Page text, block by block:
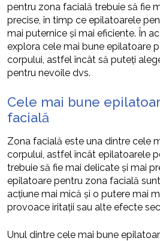
pentru zona facială trebuie să fie
precise, în timp ce epilatoarele
mai puternice și mai eficiente. În
explora cele mai bune epilatoare
corpului, astfel încât să puteți
pentru nevoile dvs.
Cele mai bune
facială
Zona facială este una dintre cele
corpului, astfel încât epilatoarele
trebuie să fie mai delicate și mai
epilatoare pentru zona facială
acțiune mai mică și o putere mai
provoace iritații sau alte efecte
Unul dintre cele mai bune